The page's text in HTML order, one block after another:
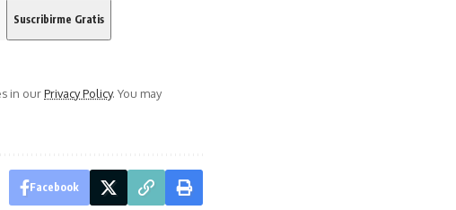
in ourPrivacy Policy. You may
Facebook